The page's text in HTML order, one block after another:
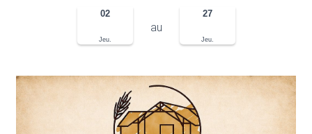
02
Jeu.
au
27
Jeu.